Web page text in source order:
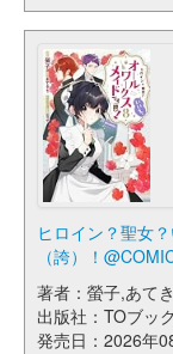
ヒロイン？聖女
（誇）！
著者：螢子,あて
出版社：TOブッ
発売日：2026年